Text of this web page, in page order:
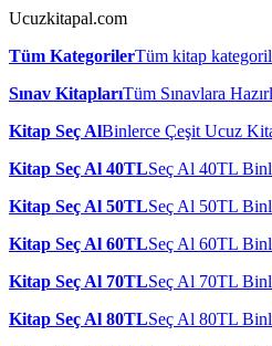
Ucuzkitapal.com
Tüm KategorilerTüm kitap
Sınav KitaplarıTüm Sınavlara
Kitap Seç AlBinlerce Çeşit Ucuz
Kitap Seç Al 40TLSeç Al 40TL
Kitap Seç Al 50TLSeç Al 50TL
Kitap Seç Al 60TLSeç Al 60TL
Kitap Seç Al 70TLSeç Al 70TL
Kitap Seç Al 80TLSeç Al 80TL